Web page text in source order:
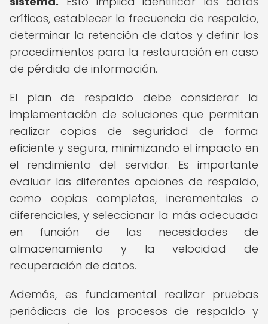
críticos, establecer la frecuencia de respaldo,
determinar la retención de datos y definir los
procedimientos para la restauración en caso
de pérdida de información.
El plan de respaldo debe considerar la
implementación de soluciones que permitan
realizar copias de seguridad de forma
eficiente y segura, minimizando el impacto en
el rendimiento del servidor. Es importante
evaluar las diferentes opciones de respaldo,
como copias completas, incrementales o
diferenciales, y seleccionar la más adecuada
en función de las necesidades de
almacenamiento y la velocidad de
recuperación de datos.
Además, es fundamental realizar pruebas
periódicas de los procesos de respaldo y